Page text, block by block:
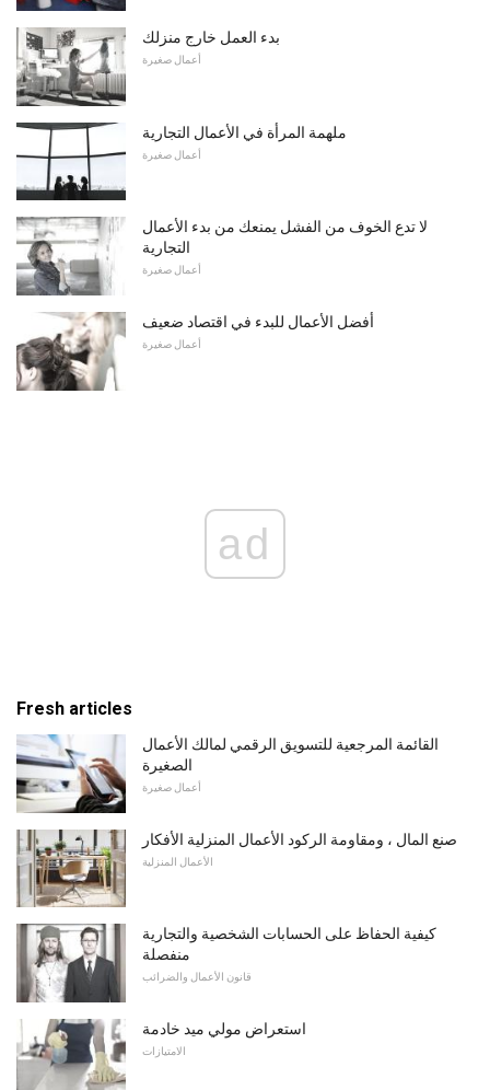
بدء العمل خارج منزلك
أعمال صغيرة
ملهمة المرأة في الأعمال التجارية
أعمال صغيرة
لا تدع الخوف من الفشل يمنعك من بدء الأعمال
التجارية
أعمال صغيرة
أفضل الأعمال للبدء في اقتصاد ضعيف
أعمال صغيرة
ad
Fresh articles
القائمة المرجعية للتسويق الرقمي لمالك الأعمال
الصغيرة
أعمال صغيرة
صنع المال ، ومقاومة الركود الأعمال المنزلية الأفكار
الأعمال المنزلية
كيفية الحفاظ على الحسابات الشخصية والتجارية
منفصلة
قانون الأعمال والضرائب
استعراض مولي ميد خادمة
الامتيازات